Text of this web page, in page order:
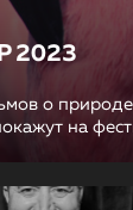
2023
о природе
на